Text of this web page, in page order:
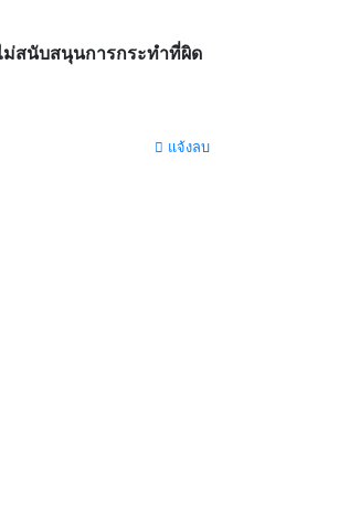
ม่สนับสนุนการกระทำที่ผิด
แจ้งลบ